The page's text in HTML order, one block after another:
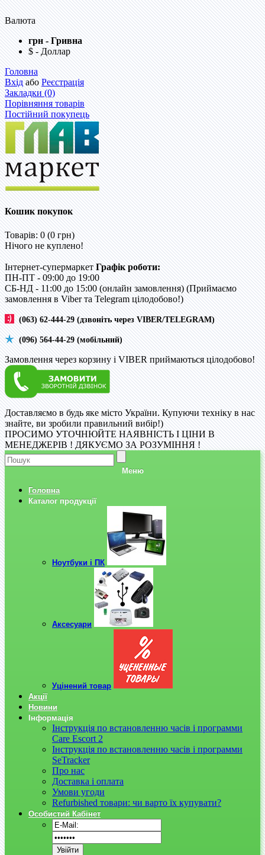
Валюта
грн - Гривна
$ - Доллар
Головна
ВхідабоРеєстрація
Закладки (0)
Порівняння товарів
Постійний покупець
Кошик покупок
Товарів: 0 (0 грн)
Нічого не куплено!
Інтернет-супермаркет Графік роботи:
ПН-ПТ - 09:00 до 19:00
CБ-НД - 11:00 до 15:00 (онлайн замовлення) (Приймаємо
замовлення в Viber та Telegram цілодобово!)
(063) 62-444-29 (дзвоніть через VIBER/TELEGRAM)
(096) 564-44-29 (мобільний)
Замовлення через корзину і VIBER приймаються цілодобово!
Доставляємо в будь яке місто України. Купуючи техніку в нас
знайте, ви зробили правильний вибір!)
ПРОСИМО УТОЧНЮЙТЕ НАЯВНІСТЬ І ЦІНИ В
МЕНЕДЖЕРІВ ! ДЯКУЄМО ЗА РОЗУМІННЯ !
Меню
Головна
Каталог продукції
Ноутбуки і ПК
Аксесуари
Уцінений товар
Акції
Новини
Інформація
Інструкція по встановленню часів і программи
Care Escort 2
Інструкція по встановленню часів і программи
SeTracker
Про нас
Доставка і оплата
Умови угоди
Refurbished товари: чи варто їх купувати?
Особистий Кабінет